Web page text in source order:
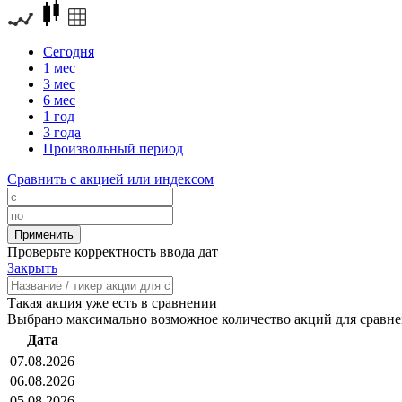
Сегодня
1 мес
3 мес
6 мес
1 год
3 года
Произвольный период
Сравнить с акцией или индексом
Проверьте корректность ввода дат
Закрыть
Такая акция уже есть в сравнении
Выбрано максимально возможное количество акций для
Дата
07.08.2026
06.08.2026